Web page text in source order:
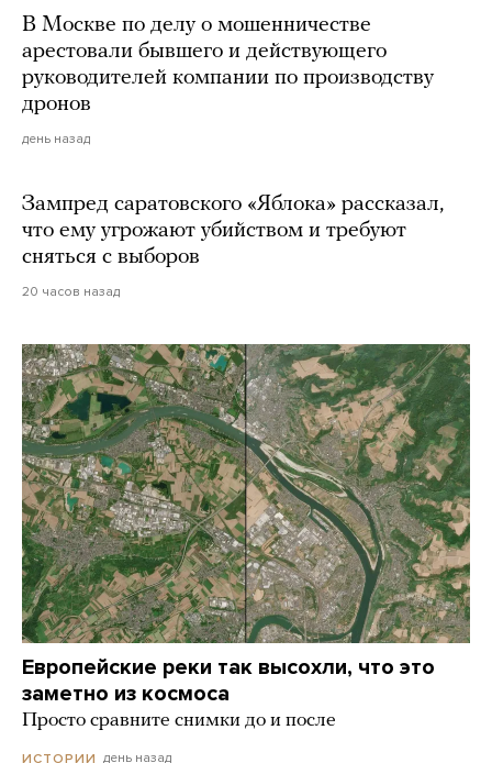
В Москве по делу о мошенничестве
арестовали бывшего и действующего
руководителей компании по производству
дронов
день назад
Зампред саратовского «Яблока» рассказал,
что ему угрожают убийством и требуют
сняться с выборов
20 часов назад
Европейские реки так высохли, что это
заметно из космоса
Просто сравните снимки до и после
ИСТОРИИ день назад